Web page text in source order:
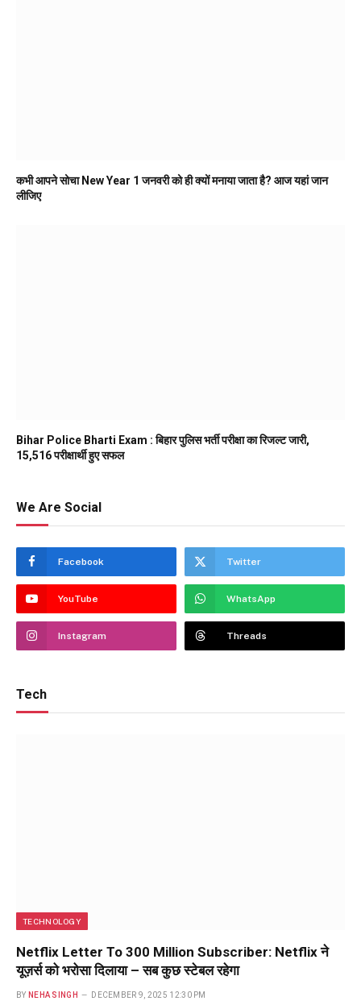
कभी आपने सोचा New Year 1 जनवरी को ही क्यों मनाया जाता है? आज यहां जान
लीजिए
Bihar Police Bharti Exam : बिहार पुलिस भर्ती परीक्षा का रिजल्ट जारी,
15,516 परीक्षार्थी हुए सफल
We Are Social
Facebook Twitter
YouTube WhatsApp
Instagram Threads
Tech
TECHNOLOGY
Netflix Letter To 300 Million Subscriber: Netflix ने
यूज़र्स को भरोसा दिलाया – सब कुछ स्टेबल रहेगा
BY NEHA SINGH DECEMBER 9, 2025 12:30 PM